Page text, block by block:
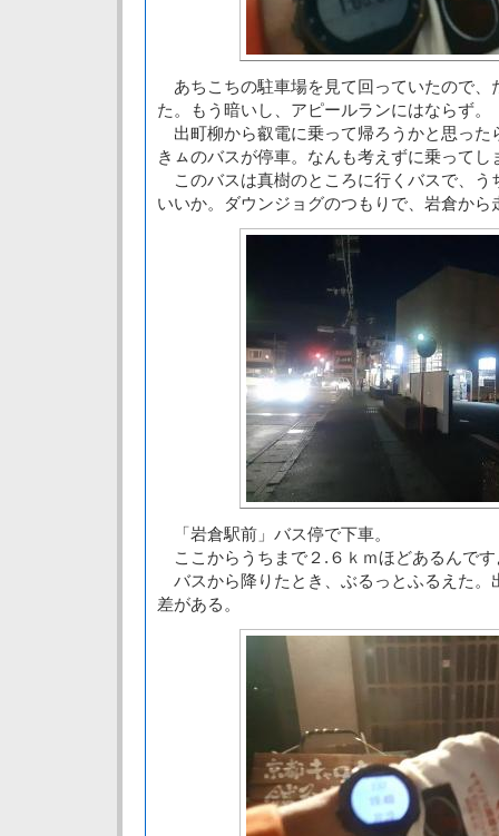
あちこちの駐車場を見て回っていたので、
た。もう暗いし、アピールランにはならず。
出町柳から叡電に乗って帰ろうかと思った
きㇺのバスが停車。なんも考えずに乗ってし
このバスは真樹のところに行くバスで、う
いいか。ダウンジョグのつもりで、岩倉から
「岩倉駅前」バス停で下車。
ここからうちまで２.６ｋｍほどあるんです
バスから降りたとき、ぶるっとふるえた。
差がある。